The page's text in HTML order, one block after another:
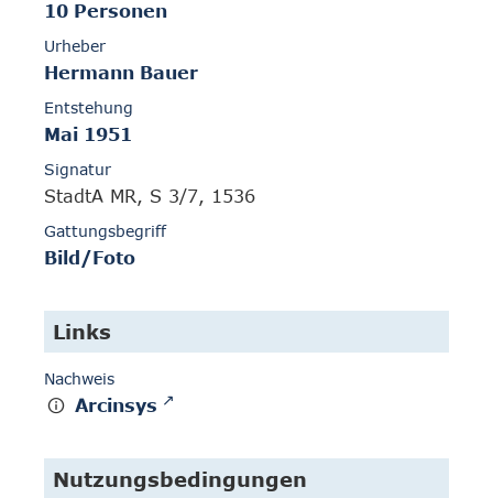
10 Personen
Urheber
Hermann Bauer
Entstehung
Mai 1951
Signatur
StadtA MR, S 3/7, 1536
Gattungsbegriff
Bild/Foto
Links
Nachweis
Arcinsys
Nutzungsbedingungen